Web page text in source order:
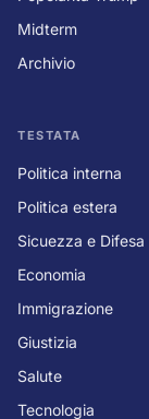
Midterm
Archivio
TESTATA
Politica interna
Politica estera
Sicuezza e Difesa
Economia
Immigrazione
Giustizia
Salute
Tecnologia